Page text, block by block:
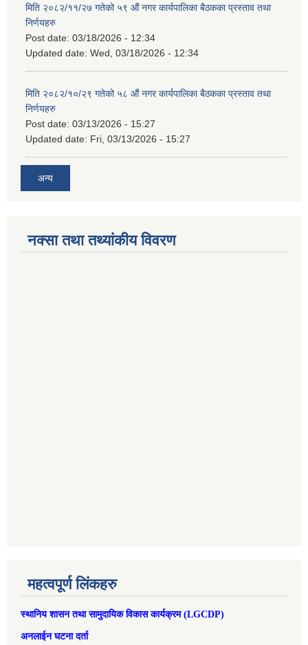
मिति २०८२/११/२७ गतेको ५९ औं नगर कार्यपालिका बैठकका प्रस्ताव तथा
निर्णयहरु
Post date: 03/18/2026 - 12:34
Updated date: Wed, 03/18/2026 - 12:34
मिति २०८२/१०/२९ गतेको ५८ औं नगर कार्यपालिका बैठकका प्रस्ताव तथा
निर्णयहरु
Post date: 03/13/2026 - 15:27
Updated date: Fri, 03/13/2026 - 15:27
अन्य
नक्सा तथा तथ्यांकीय विवरण
महत्वपूर्ण लिंकहरु
स्थानिय शासन तथा सामुदायिक विकास कार्यक्रम (LGCDP)
अनलाईन घटना दर्ता